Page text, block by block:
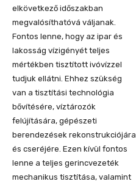
elkövetkező időszakban
megvalósíthatóvá váljanak.
Fontos lenne, hogy az ipar és
lakosság vízigényét teljes
mértékben tisztított ivóvízzel
tudjuk ellátni. Ehhez szükség
van a tisztítási technológia
bővítésére, víztározók
felújítására, gépészeti
berendezések rekonstrukciójára
és cseréjére. Ezen kívül fontos
lenne a teljes gerincvezeték
mechanikus tisztítása, valamint